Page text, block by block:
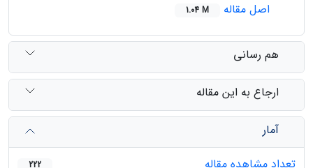
اصل مقاله
1.04 M
هم رسانی
ارجاع به این مقاله
آمار
تعداد مشاهده مقاله
222